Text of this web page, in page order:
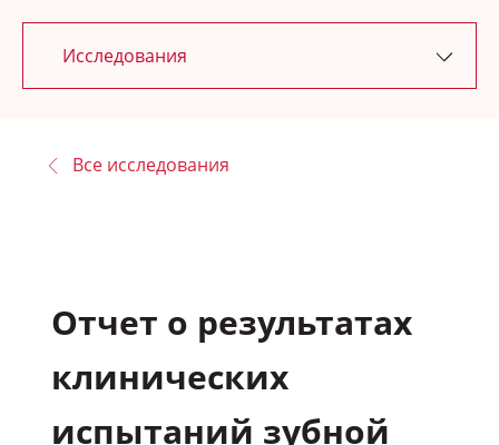
Исследования
Полезные материалы
Научные статьи
Все исследования
Отчет о результатах
клинических
испытаний зубной